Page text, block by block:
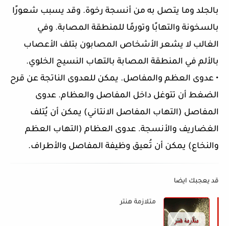
بالجلد وما يتصل به من أنسجة رخوة. وقد يسبب شعورًا
بالسخونة والتهابًا وتورمًا للمنطقة المصابة. وفي
الغالب لا يشعر الأشخاص المصابون بتلف الأعصاب
بالألم في المنطقة المصابة بالتهاب النسيج الخلوي.
• عدوى العظم والمفاصل. يمكن للعدوى الناتجة عن قرح
الضغط أن تتوغل داخل المفاصل والعظام. عدوى
المفاصل (التهاب المفاصل الانتاني) يمكن أن يُتلف
الغضاريف والأنسجة. عدوى العظام (التهاب العظم
والنخاع) يمكن أن تُعيق وظيفة المفاصل والأطراف.
قد يعجبك ايضا
متلازمة هنتر